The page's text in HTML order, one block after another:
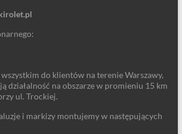
do klientów na terenie Warszawy,
działalność na obszarze w promieniu 15 km
ul. Trockiej.
i markizy montujemy w następujących